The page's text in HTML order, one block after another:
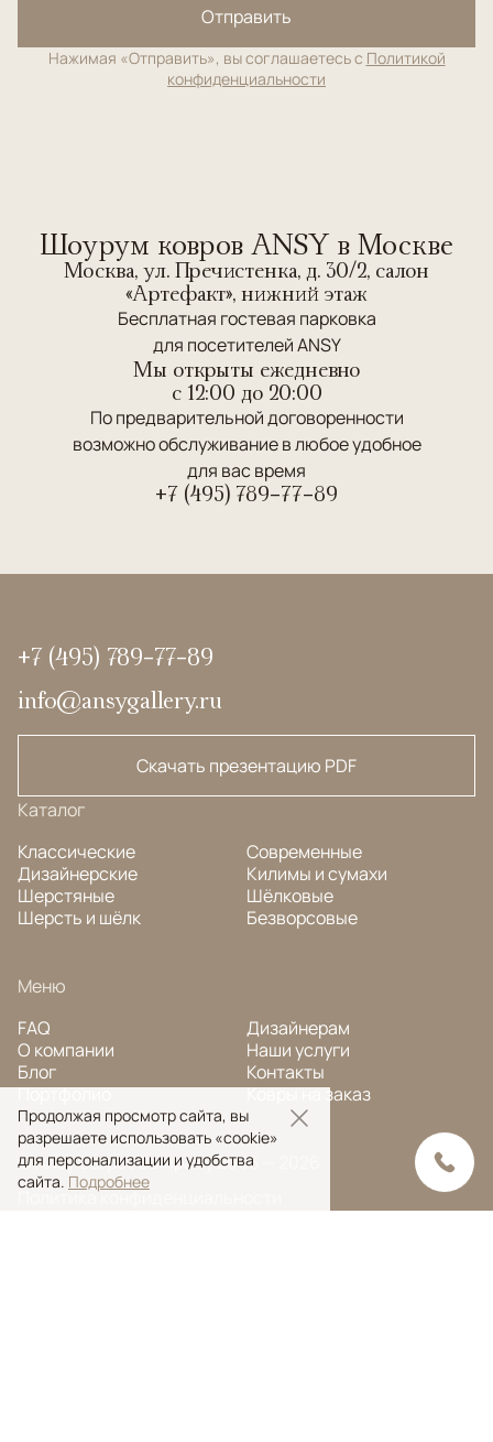
Отправить
Нажимая «Отправить», вы соглашаетесь с Политикой
конфиденциальности
Шоурум ковров ANSY в Москве
Москва, ул. Пречистенка, д. 30/2, салон
«Артефакт», нижний этаж
Бесплатная гостевая парковка
для посетителей ANSY
Мы открыты ежедневно
c 12:00 до 20:00
По предварительной договоренности
возможно обслуживание в любое удобное
для вас время
+7 (495) 789-77-89
+7 (495) 789-77-89
info@ansygallery.ru
Скачать презентацию PDF
Каталог
Классические
Дизайнерские
Шерстяные
Шерсть и шёлк
Современные
Килимы и сумахи
Шёлковые
Безворсовые
Меню
FAQ
О компании
Блог
Портфолио
Дизайнерам
Наши услуги
Контакты
Ковры на заказ
© Ansy Carpet Company 2005 — 2026
Политика конфиденциальности
Продолжая просмотр сайта, вы
разрешаете использовать «cookie»
для персонализации и удобства
сайта. Подробнее